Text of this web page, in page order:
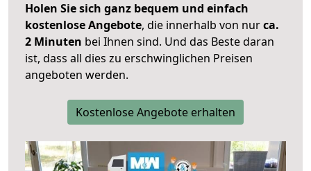
Holen Sie sich ganz bequem und einfach
kostenlose Angebote, die innerhalb von nurca.
2 Minuten bei Ihnen sind. Und das Beste daran
ist, dass all dies zu erschwinglichen Preisen
angeboten werden.
Kostenlose Angebote erhalten